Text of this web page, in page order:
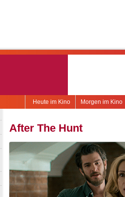
Morgen im Kino
Heute im Kino
After The Hunt